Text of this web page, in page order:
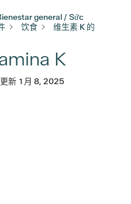
general / Sức
饮食
维生素 K 的
K
新 1 月 8, 2025